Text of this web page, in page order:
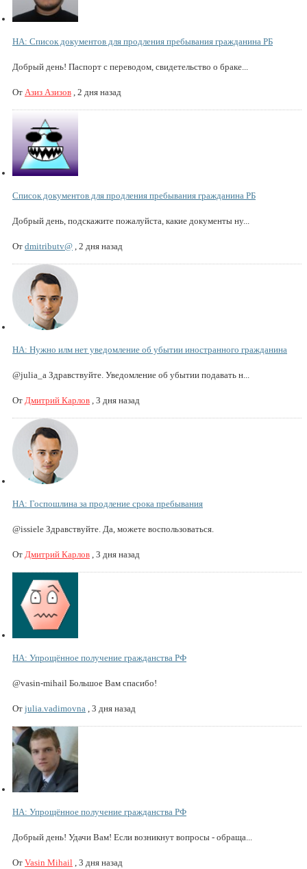
НА: Список документов для продления пребывания гражданина РБ
Добрый день! Паспорт с переводом, свидетельство о браке...
От Азиз Азизов , 2 дня назад
Список документов для продления пребывания гражданина РБ
Добрый день, подскажите пожалуйста, какие документы ну...
От dmitributv@ , 2 дня назад
НА: Нужно илм нет уведомление об убытии иностранного гражданина
@julia_a Здравствуйте. Уведомление об убытии подавать н...
От Дмитрий Карлов , 3 дня назад
НА: Госпошлина за продление срока пребывания
@issiele Здравствуйте. Да, можете воспользоваться.
От Дмитрий Карлов , 3 дня назад
НА: Упрощённое получение гражданства РФ
@vasin-mihail Большое Вам спасибо!
От julia.vadimovna , 3 дня назад
НА: Упрощённое получение гражданства РФ
Добрый день! Удачи Вам! Если возникнут вопросы - обраща...
От Vasin Mihail , 3 дня назад